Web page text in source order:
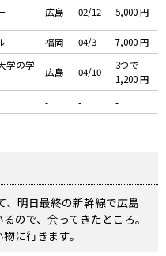
広島 02/12 5,000 円
福岡 04/3 7,000 円
学の学
広島 04/10
3つで
1,200 円
- - -
、明日最終の新幹線で広島
ので、会ってきたところ。
に行きます。